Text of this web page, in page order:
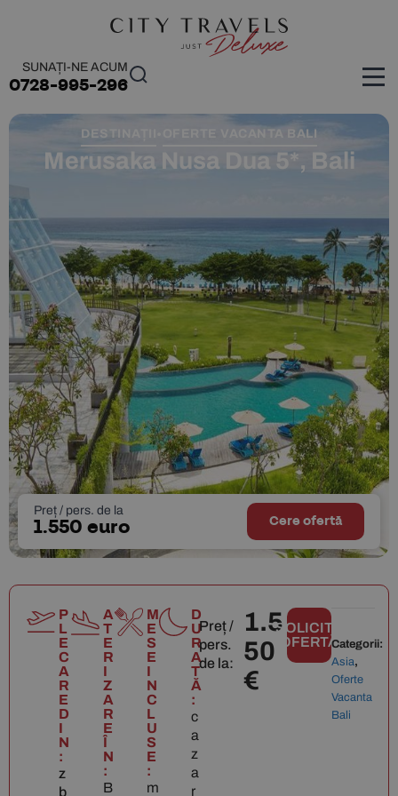
SUNAȚI-NE ACUM
0728-995-296
DESTINAȚII OFERTE VACANTA BALI
Merusaka Nusa Dua 5*, Bali
Preț / pers. de la
1.550 euro Cere ofertă
P
L
E
C
A
R
E
D
I
N
:
z
b
A
T
E
R
I
Z
A
R
E
Î
N
:
B
M
E
S
E
I
N
C
L
U
S
E
:
m
D
U
R
A
T
Ă
:
c
a
z
a
r
Preț /
pers.
de la:
1.5
50
€
SOLICITĂ
OFERTĂCategorii:
Asia,
Oferte
Vacanta
Bali